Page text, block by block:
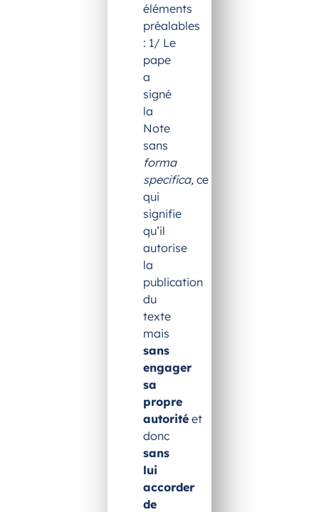
éléments
préalables
: 1/ Le
pape
a
signé
la
Note
sans
forma
specifica, ce
qui
signifie
qu’il
autorise
la
publication
du
texte
mais
sans
engager
sa
propre
autoritéet
donc
sans
lui
accorder
de